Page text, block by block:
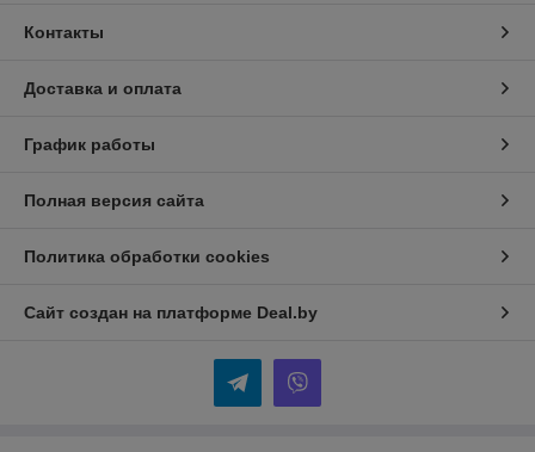
Контакты
Доставка и оплата
График работы
Полная версия сайта
Политика обработки cookies
Сайт создан на платформе Deal.by